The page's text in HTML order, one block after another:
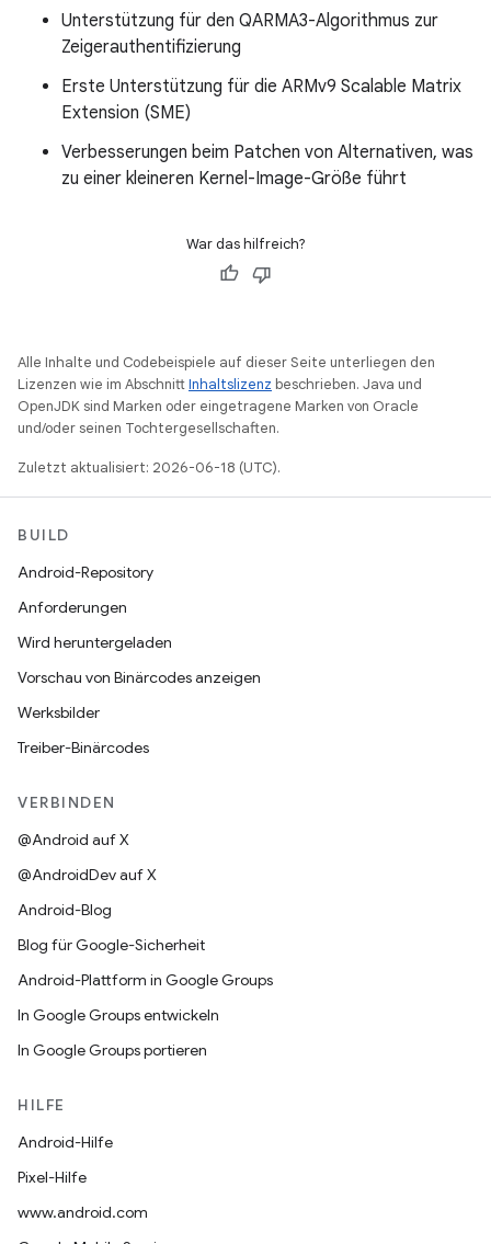
Unterstützung für den QARMA3-Algorithmus zur
Zeigerauthentifizierung
Erste Unterstützung für die ARMv9 Scalable Matrix
Extension (SME)
Verbesserungen beim Patchen von Alternativen, was
zu einer kleineren Kernel-Image-Größe führt
War das hilfreich?
Alle Inhalte und Codebeispiele auf dieser Seite unterliegen den
Lizenzen wie im AbschnittInhaltslizenz beschrieben. Java und
OpenJDK sind Marken oder eingetragene Marken von Oracle
und/oder seinen Tochtergesellschaften.
Zuletzt aktualisiert: 2026-06-18 (UTC).
BUILD
Android-Repository
Anforderungen
Wird heruntergeladen
Vorschau von Binärcodes anzeigen
Werksbilder
Treiber-Binärcodes
VERBINDEN
@Android auf X
@AndroidDev auf X
Android-Blog
Blog für Google-Sicherheit
Android-Plattform in Google Groups
In Google Groups entwickeln
In Google Groups portieren
HILFE
Android-Hilfe
Pixel-Hilfe
www.android.com